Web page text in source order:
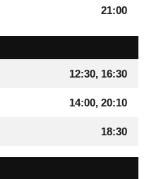
21:00
12:30, 16:30
14:00, 20:10
18:30